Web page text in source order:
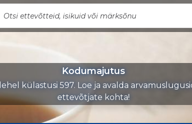
Kodumajutus
külastusi 597. Loe ja avalda
ettevõtjate kohta!